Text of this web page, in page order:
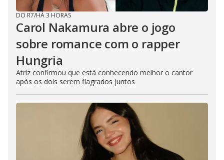
DO R7/HÁ 3 HORAS
Carol Nakamura abre o jogo
sobre romance com o rapper
Hungria
Atriz confirmou que está conhecendo melhor o cantor
após os dois serem flagrados juntos